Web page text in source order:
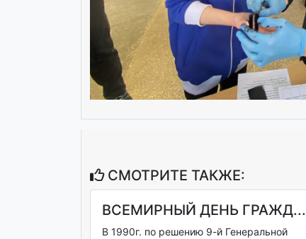
СМОТРИТЕ ТАКЖЕ:
ВСЕМИРНЫЙ ДЕНЬ ГРАЖД...
В 1990г. по решению 9-й Генеральной